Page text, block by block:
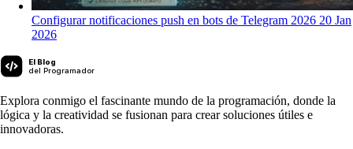
Configurar notificaciones push en bots de Telegram 2026 20 Jan
2026
El Blog
del Programador
Explora conmigo el fascinante mundo de la programación, donde la
lógica y la creatividad se fusionan para crear soluciones útiles e
innovadoras.